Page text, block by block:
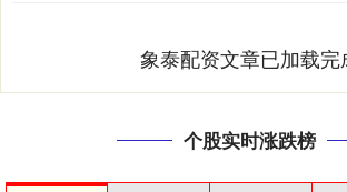
象泰配资文章已加载完
个股实时涨跌榜